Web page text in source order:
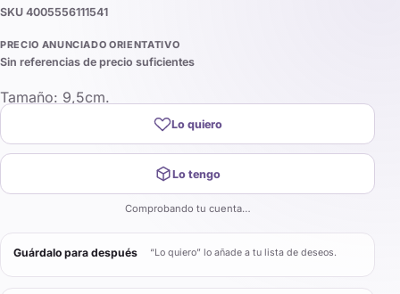
SKU 4005556111541
PRECIO ANUNCIADO ORIENTATIVO
Sin referencias de precio suficientes
Tamaño: 9,5cm.
Lo quiero
Lo tengo
Comprobando tu cuenta…
Guárdalo para después “Lo quiero” lo añade a tu lista de deseos.